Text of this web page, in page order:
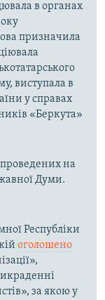
в органах
призначила
виступала в
у справах
«Беркута»
проведених на
Думи.
Республіки
оголошено
за якою у